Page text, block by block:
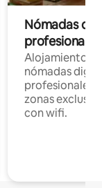
Nómadas
Alojamientos
nómadas
profesionales
zonas
con wifi.